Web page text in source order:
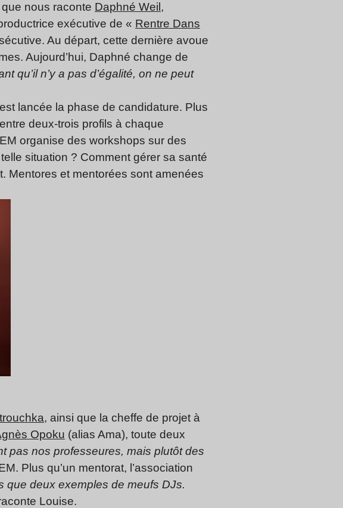
que nous raconte Daphné Weil ,
exécutive de « Rentre Dans
Au départ, cette dernière avoue
Aujourd’hui, Daphné change de
qu’il n’y a pas d’égalité, on ne peut
lancée la phase de candidature. Plus
deux-trois profils à chaque
organise des workshops sur des
situation ? Comment gérer sa santé
et mentorées sont amenées
, ainsi que la cheffe de projet à
Opoku (alias Ama), toute deux
pas nos professeures, mais plutôt des
Plus qu’un mentorat, l’association
que deux exemples de meufs DJs.
Louise.